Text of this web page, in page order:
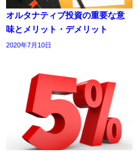
オルタナティブ投資の重要な意
味とメリット・デメリット
2020年7月10日